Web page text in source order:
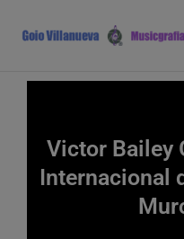
contenido
Victor Bailey
Internacional